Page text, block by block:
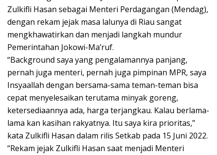
Zulkifli Hasan sebagai Menteri Perdagangan (Mendag),
dengan rekam jejak masa lalunya di Riau sangat
mengkhawatirkan dan menjadi langkah mundur
Pemerintahan Jokowi-Ma’ruf.
“Background saya yang pengalamannya panjang,
pernah juga menteri, pernah juga pimpinan MPR, saya
Insyaallah dengan bersama-sama teman-teman bisa
cepat menyelesaikan terutama minyak goreng,
ketersediaannya ada, harga terjangkau. Kalau berlama-
lama kan kasihan rakyatnya. Itu saya kira prioritas,”
kata Zulkifli Hasan dalam rilis Setkab pada 15 Juni 2022.
“Rekam jejak Zulkifli Hasan saat menjadi Menteri